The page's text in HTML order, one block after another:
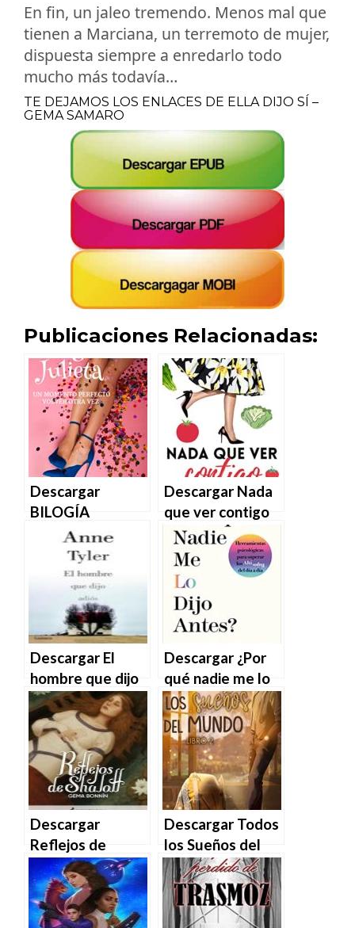
En fin, un jaleo tremendo. Menos mal que
tienen a Marciana, un terremoto de mujer,
dispuesta siempre a enredarlo todo
mucho más todavía…
TE DEJAMOS LOS ENLACES DE ELLA DIJO SÍ –
GEMA SAMARO
Publicaciones Relacionadas:
Descargar
BILOGÍA
JULIETA de
Gema Samaro en
EPUB | PDF |
Descargar Nada
que ver contigo
de Gema Samaro
en EPUB | PDF |
MOBI
Descargar El
hombre que dijo
adiós – Anne
Tyler en EPUB |
PDF | MOBI
Descargar ¿Por
qué nadie me lo
dijo antes? de
Julie Smith en
EPUB | PDF |
MOBI
Descargar
Reflejos de
Shalott de Gema
Bonnín en EPUB |
PDF | MOBI
Descargar Todos
los Sueños del
Mundo. Libro 2
(París nº 3) de
Gema Azorín en